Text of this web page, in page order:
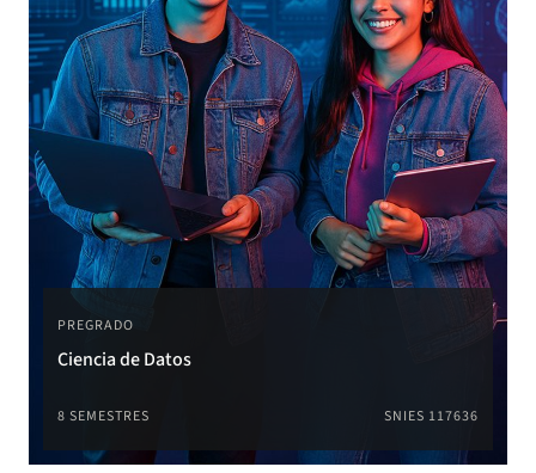
PREGRADO
Ciencia de Datos
8 SEMESTRES SNIES 117636